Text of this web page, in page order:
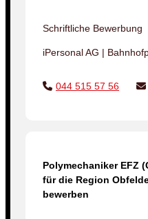
Schriftliche Bewerbung
iPersonal AG |
044 515 57 56
Polymechaniker EFZ
für die Region
bewerben